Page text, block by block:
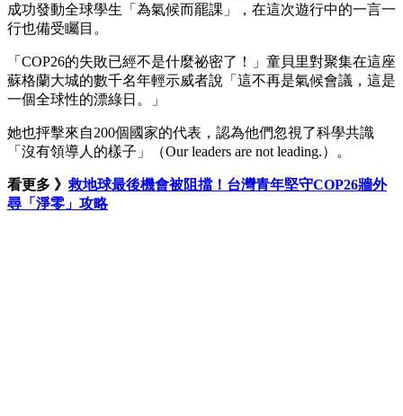
成功發動全球學生「為氣候而罷課」，在這次遊行中的一言一
行也備受矚目。
「COP26的失敗已經不是什麼祕密了！」童貝里對聚集在這座
蘇格蘭大城的數千名年輕示威者說「這不再是氣候會議，這是
一個全球性的漂綠日。」
她也抨擊來自200個國家的代表，認為他們忽視了科學共識
「沒有領導人的樣子」（Our leaders are not leading.）。
看更多 》救地球最後機會被阻擋！台灣青年堅守COP26牆外
尋「淨零」攻略